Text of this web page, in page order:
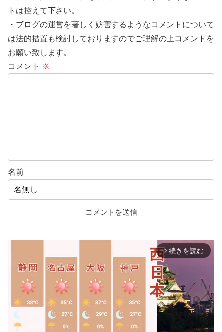
トは控えて下さい。
・ブログの運営を著しく妨害するようなコメントについて
は法的措置も検討しておりますのでご理解の上コメントを
お願い致します。
コメント ※
名前
arrow_forward_ios 続きを読む